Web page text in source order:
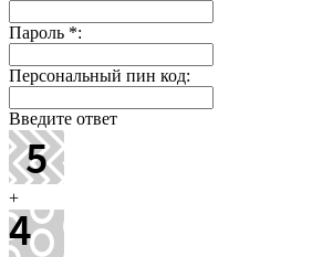
Пароль *:
Персональный пин код:
Введите ответ
+